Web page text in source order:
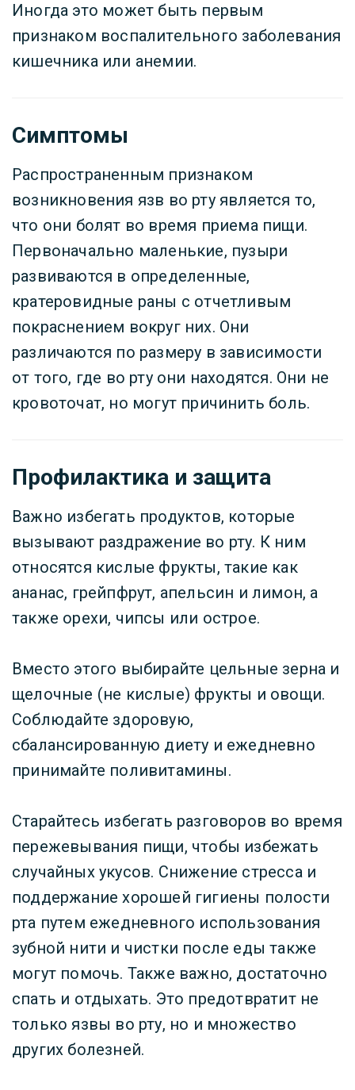
Иногда это может быть первым
признаком воспалительного заболевания
кишечника или анемии.
Симптомы
Распространенным признаком
возникновения язв во рту является то,
что они болят во время приема пищи.
Первоначально маленькие, пузыри
развиваются в определенные,
кратеровидные раны с отчетливым
покраснением вокруг них. Они
различаются по размеру в зависимости
от того, где во рту они находятся. Они не
кровоточат, но могут причинить боль.
Профилактика и защита
Важно избегать продуктов, которые
вызывают раздражение во рту. К ним
относятся кислые фрукты, такие как
ананас, грейпфрут, апельсин и лимон, а
также орехи, чипсы или острое.
Вместо этого выбирайте цельные зерна и
щелочные (не кислые) фрукты и овощи.
Соблюдайте здоровую,
сбалансированную диету и ежедневно
принимайте поливитамины.
Старайтесь избегать разговоров во время
пережевывания пищи, чтобы избежать
случайных укусов. Снижение стресса и
поддержание хорошей гигиены полости
рта путем ежедневного использования
зубной нити и чистки после еды также
могут помочь. Также важно, достаточно
спать и отдыхать. Это предотвратит не
только язвы во рту, но и множество
других болезней.